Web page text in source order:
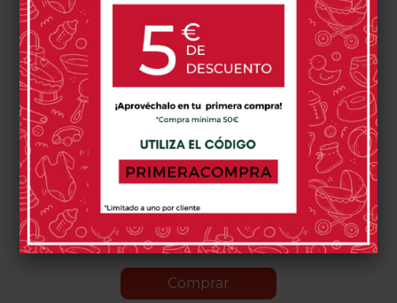
Cochecito 2 Piezas
Easywalker Harvey 5
849,99 € 699,00 €
Agave
Green
0 opinión(es)
Comprar